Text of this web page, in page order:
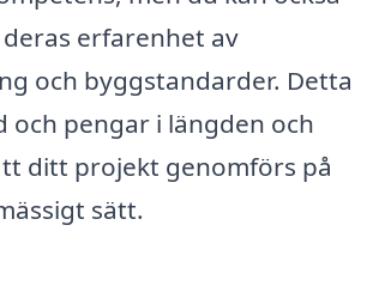
erfarenhet av
och byggstandarder. Detta
och pengar i längden och
ditt projekt genomförs på
sätt.